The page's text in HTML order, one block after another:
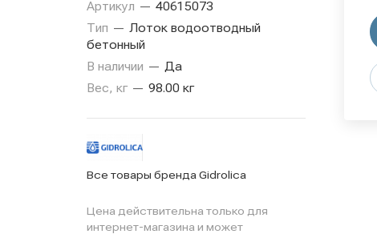
Артикул — 40615073
Тип — Лоток водоотводный
бетонный
В наличии — Да
Вес, кг — 98.00 кг
Все товары бренда Gidrolica
Цена действительна только для
интернет-магазина и может